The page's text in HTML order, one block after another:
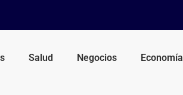
Salud Negocios Economía